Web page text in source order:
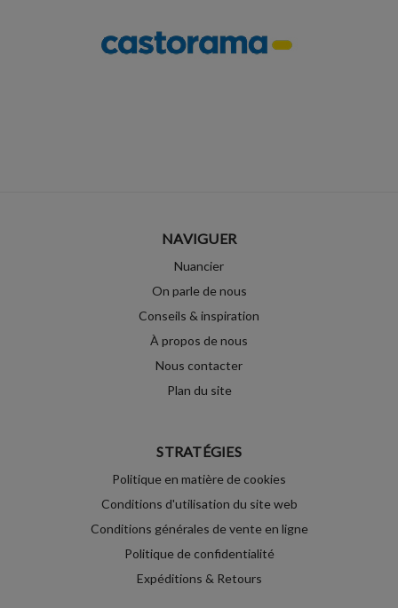
NAVIGUER
Nuancier
On parle de nous
Conseils & inspiration
À propos de nous
Nous contacter
Plan du site
STRATÉGIES
Politique en matière de cookies
Conditions d'utilisation du site web
Conditions générales de vente en ligne
Politique de confidentialité
Expéditions & Retours